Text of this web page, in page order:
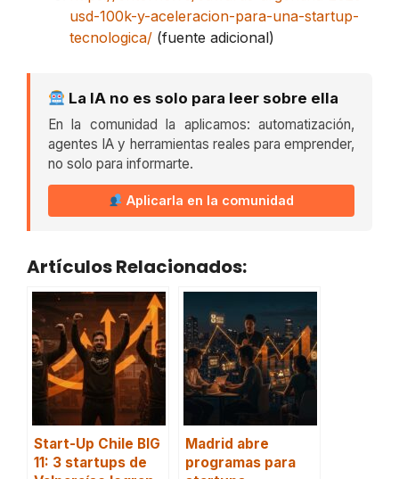
usd-100k-y-aceleracion-para-una-startup-
tecnologica/ (fuente adicional)
La IA no es solo para leer sobre ella
En la comunidad la aplicamos: automatización,
agentes IA y herramientas reales para emprender,
no solo para informarte.
Aplicarla en la comunidad
Artículos Relacionados:
Start-Up Chile BIG
11: 3 startups de
Madrid abre
programas para